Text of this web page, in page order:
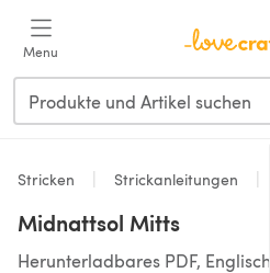
Menu
Stricken Strickanleitungen
Midnattsol Mitts
Herunterladbares PDF, Englisch